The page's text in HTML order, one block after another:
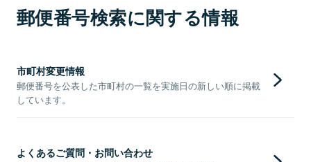
郵便番号検索に関する情報
市町村変更情報
郵便番号を公表した市町村の一覧を実施日の新しい順に掲載
しています。
よくあるご質問・お問い合わせ